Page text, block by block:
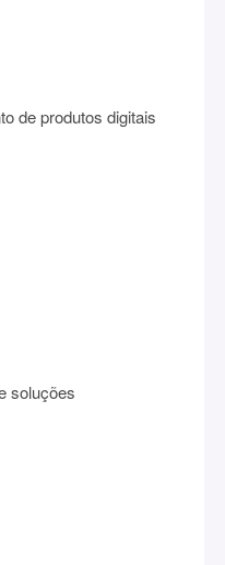
de produtos digitais
soluções